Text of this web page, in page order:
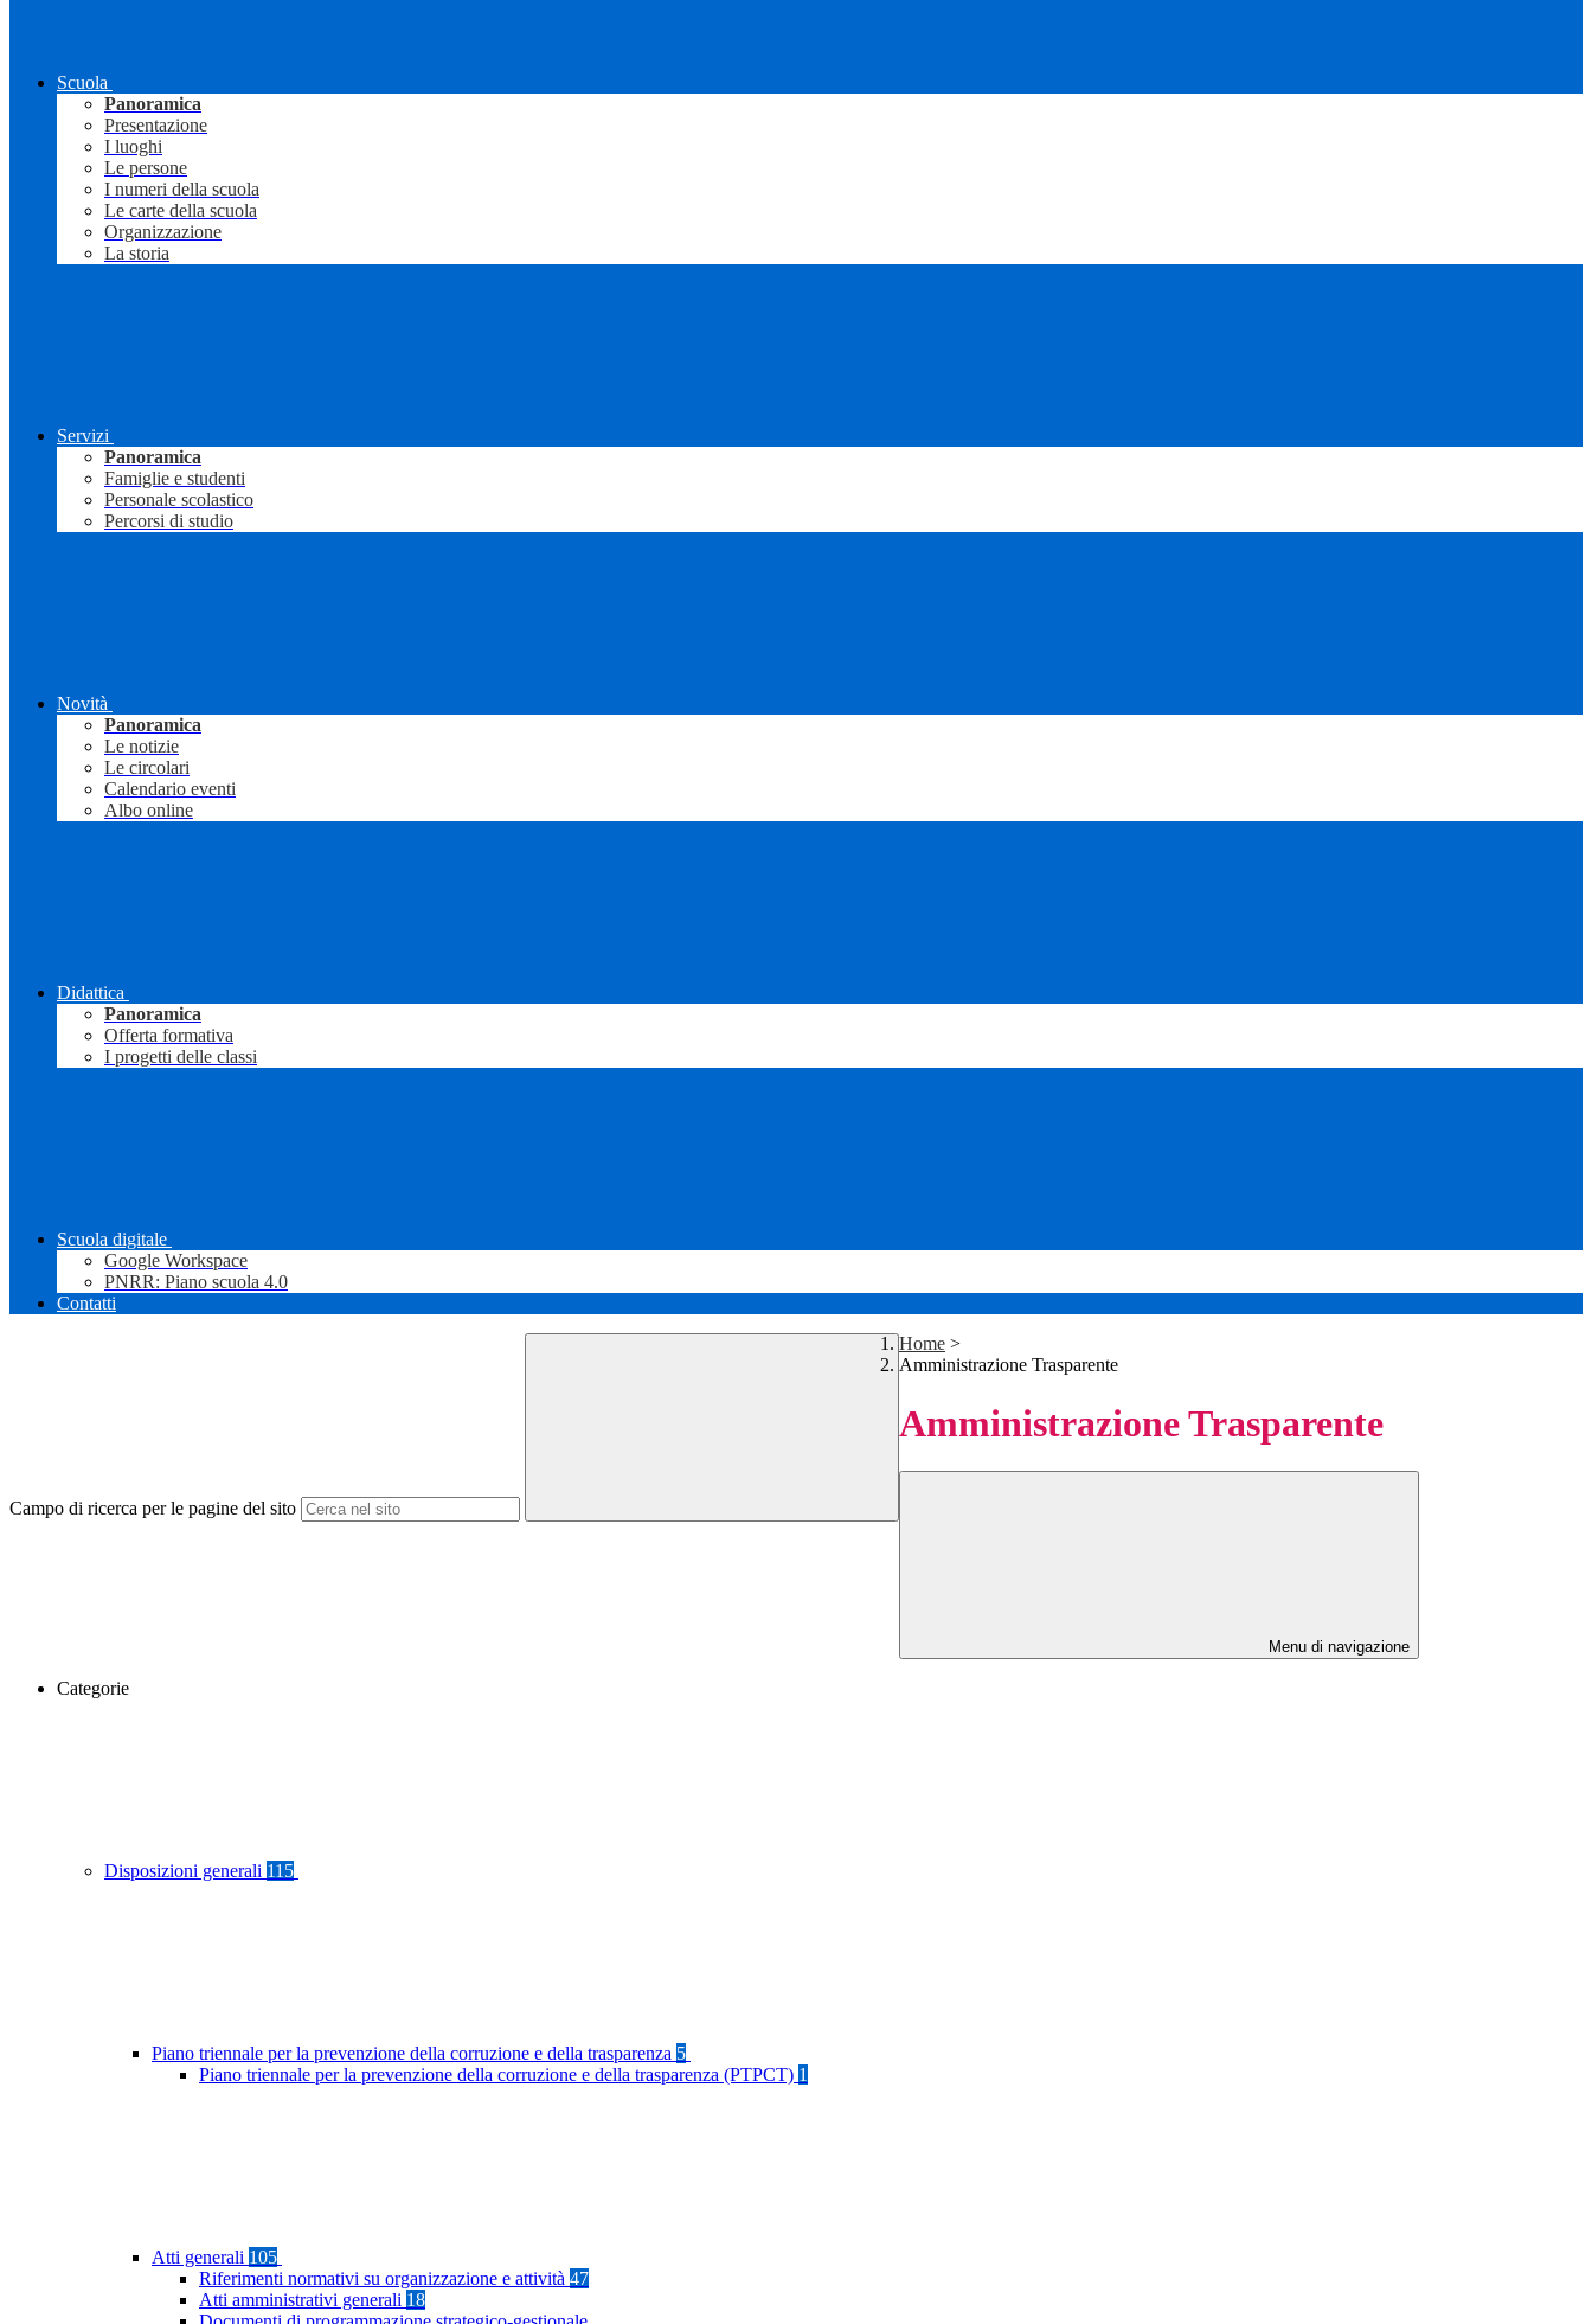
Scuola
Panoramica
Presentazione
I luoghi
Le persone
I numeri della scuola
Le carte della scuola
Organizzazione
La storia
Servizi
Panoramica
Famiglie e studenti
Personale scolastico
Percorsi di studio
Novità
Panoramica
Le notizie
Le circolari
Calendario eventi
Albo online
Didattica
Panoramica
Offerta formativa
I progetti delle classi
Scuola digitale
Google Workspace
PNRR: Piano scuola 4.0
Contatti
Campo di ricerca per le pagine del sito
Home >
Amministrazione Trasparente
Amministrazione Trasparente
Menu di navigazione
Categorie
Disposizioni generali 115
Piano triennale per la prevenzione della corruzione e della trasparenza 5
Piano triennale per la prevenzione della corruzione e della trasparenza (PTPCT) 1
Atti generali 105
Riferimenti normativi su organizzazione e attività 47
Atti amministrativi generali 18